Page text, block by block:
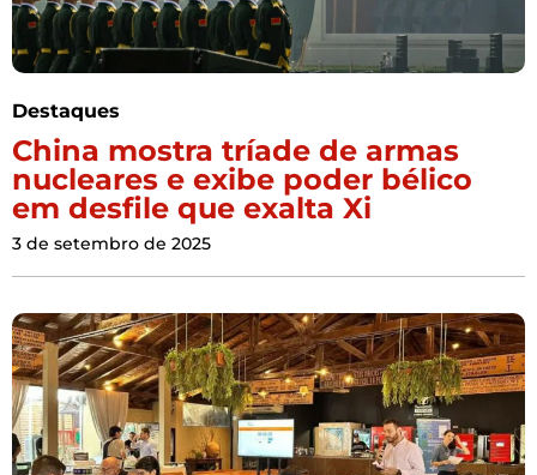
Destaques
China mostra tríade de armas
nucleares e exibe poder bélico
em desfile que exalta Xi
3 de setembro de 2025